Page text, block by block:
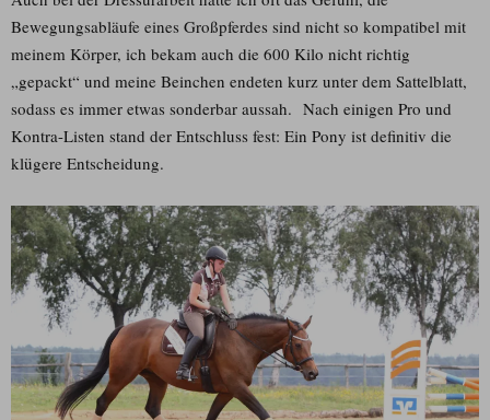
Bewegungsabläufe eines Großpferdes sind nicht so kompatibel mit
meinem Körper, ich bekam auch die 600 Kilo nicht richtig
„gepackt“ und meine Beinchen endeten kurz unter dem Sattelblatt,
sodass es immer etwas sonderbar aussah. Nach einigen Pro und
Kontra-Listen stand der Entschluss fest: Ein Pony ist definitiv die
klügere Entscheidung.